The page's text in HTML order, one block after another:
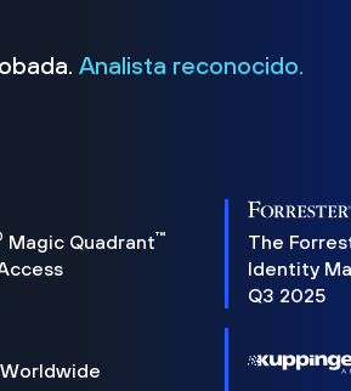
Analista reconocido.
Magic Quadrant™
The
Identity
Q3 2025